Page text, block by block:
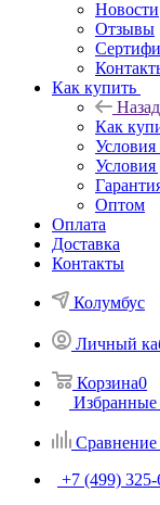
Новости
Отзывы
Как купить
Назад
Как
Условия
Оптом
Оплата
Доставка
Контакты
Колумбус
Личный
Корзина0
Избранные
Сравнение
+7 (499)